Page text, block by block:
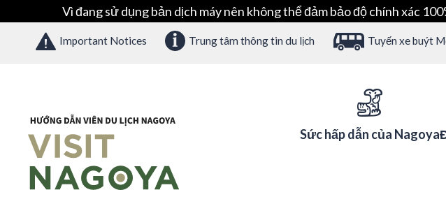
Vì đang sử dụng bản dịch máy nên không thể đảm bảo độ chính xác
Important Notices Trung tâm thông tin du lịch Tuyến xe buýt
Sức hấp dẫn của Nagoya